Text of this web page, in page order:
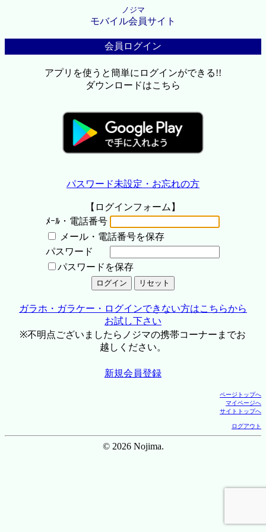
ノジマ
モバイル会員サイト
会員ログイン
アプリを使うと簡単にログインができる!!
ダウンロードはこちら
パスワード未設定・お忘れの方
【ログインフォーム】
ﾒｰﾙ・電話番号
メール・電話番号を保存
パスワード
パスワードを保存
ガラホ・ガラケー・ログインできない方はこちらから
お試し下さい
※不明点ございましたらノジマの携帯コーナーまでお
越しください。
新規会員登録
ページトップへ
マイページへ
サイトトップへ
ログアウト
© 2026 Nojima.